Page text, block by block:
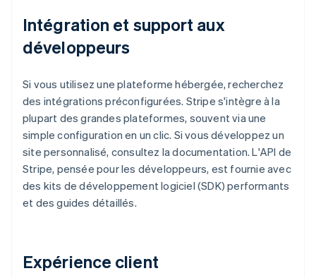
Intégration et support aux
développeurs
Si vous utilisez une plateforme hébergée, recherchez
des intégrations préconfigurées. Stripe s'intègre à la
plupart des grandes plateformes, souvent via une
simple configuration en un clic. Si vous développez un
site personnalisé, consultez la documentation. L'API de
Stripe, pensée pour les développeurs, est fournie avec
des kits de développement logiciel (SDK) performants
et des guides détaillés.
Expérience client